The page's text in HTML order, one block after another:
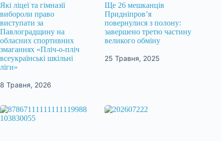
Які ліцеї та гімназії
вибороли право
виступати за
Павлоградщину на
обласних спортивних
змаганнях «Пліч-о-пліч
всеукраїнські шкільні
ліги»
8 Травня, 2026
Ще 26 мешканців
Придніпров’я
повернулися з полону:
завершено третю частину
великого обміну
25 Травня, 2025